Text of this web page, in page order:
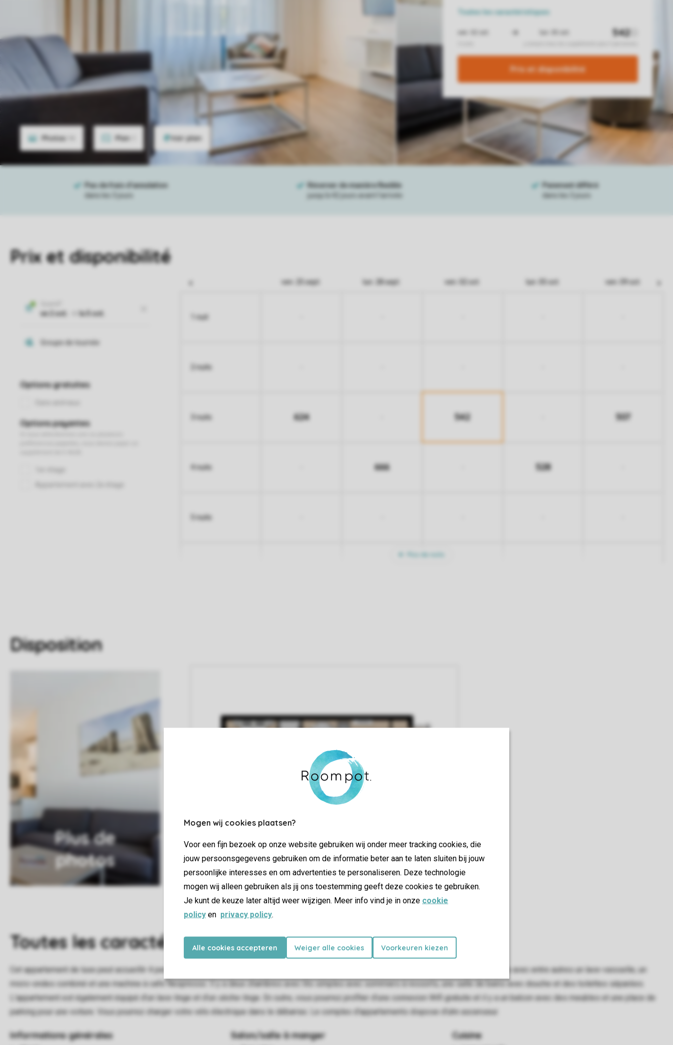
Mogen wij cookies plaatsen?
Voor een fijn bezoek op onze website gebruiken wij onder meer tracking cookies, die
jouw persoonsgegevens gebruiken om de informatie beter aan te laten sluiten bij jouw
persoonlijke interesses en om advertenties te personaliseren. Deze technologie
mogen wij alleen gebruiken als jij ons toestemming geeft deze cookies te gebruiken.
Je kunt de keuze later altijd weer wijzigen. Meer info vind je in onze cookie
policy en privacy policy.
Alle cookies accepteren Weiger alle cookies Voorkeuren kiezen
Photos Plan
Toutes les caractéristiques
Prix ​​et disponibilité
Prix et disponibilité
ven. 25 sept. lun. 28 sept. ven. 02 oct. lun. 05 oct. ven. 09 oct.
1 nuit
2 nuits
3 nuits 624 542 507
4 nuits 666 528
5 nuits
Disposition
Plus de
photos
Toutesles caractéristiques
Cet appartement de luxe peut accueillir 4 personnes. L’hébergement dispose d'un coin salon avec smart TV et chauffage au sol et d’une cuisine avec entre autres un lave-vaisselle, un
micro-ondes combiné et une machine à café Nespresso. Il y a deux chambres avec lits simples avec sommiers à ressorts, une salle de bains avec douche et des toilettes séparées.
L'appartement est également équipé d’un lave-linge et d’un sèche-linge. En outre, vous pourrez profiter d’une connexion Wifi gratuite et il y a un balcon avec des meubles et une place de
parking pour une voiture. Vous pourrez charger votre vélo électrique dans le débarras. Le complex d'appartements dispose d'uhn ascenseur.
Informations générales Salon/salle à manger Cuisine